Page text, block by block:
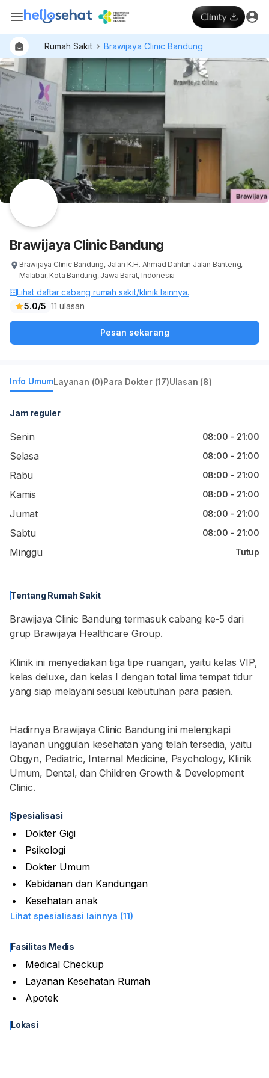
Rumah Sakit Brawijaya Clinic Bandung
Brawijaya Clinic Bandung
Brawijaya Clinic Bandung, Jalan K.H. Ahmad Dahlan Jalan Banteng,
Malabar, Kota Bandung, Jawa Barat, Indonesia
Lihat daftar cabang rumah sakit/klinik lainnya.
5.0/5 11 ulasan
Pesan sekarang
Info UmumLayanan (0)Para Dokter (17)Ulasan (8)
Jam reguler
Senin 08:00 - 21:00
Selasa 08:00 - 21:00
Rabu 08:00 - 21:00
Kamis 08:00 - 21:00
Jumat 08:00 - 21:00
Sabtu 08:00 - 21:00
Minggu Tutup
Tentang Rumah Sakit
Brawijaya Clinic Bandung termasuk cabang ke-5 dari
grup Brawijaya Healthcare Group.
Klinik ini menyediakan tiga tipe ruangan, yaitu kelas VIP,
kelas deluxe, dan kelas I dengan total lima tempat tidur
yang siap melayani sesuai kebutuhan para pasien.
Hadirnya Brawijaya Clinic Bandung ini melengkapi
layanan unggulan kesehatan yang telah tersedia, yaitu
Obgyn, Pediatric, Internal Medicine, Psychology, Klinik
Umum, Dental, dan Children Growth & Development
Clinic.
Spesialisasi
Dokter Gigi
Psikologi
Dokter Umum
Kebidanan dan Kandungan
Kesehatan anak
Lihat spesialisasi lainnya (11)
Fasilitas Medis
Medical Checkup
Layanan Kesehatan Rumah
Apotek
Lokasi
Hospital